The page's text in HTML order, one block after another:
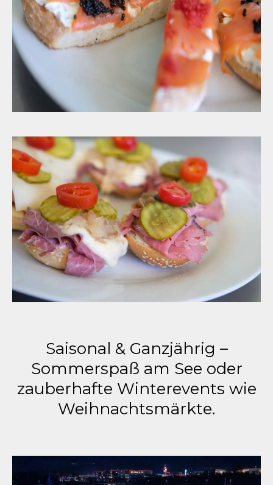
Saisonal & Ganzjährig –
Sommerspaß am See oder
zauberhafte Winterevents wie
Weihnachtsmärkte.